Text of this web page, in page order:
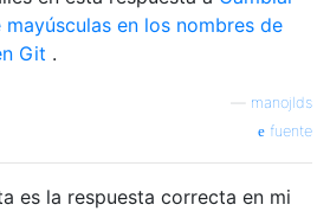
mayúsculas en los nombres de
Git .
manojlds
fuente
es la respuesta correcta en mi